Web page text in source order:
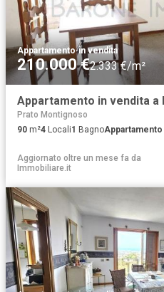
Appartamento·in vendita
210.000 €2.333 €/m²
Appartamento in vendita a
Prato Montignoso
90 m²4 Locali1 BagnoAppartamento
Aggiornato oltre un mese fa da
Immobiliare.it